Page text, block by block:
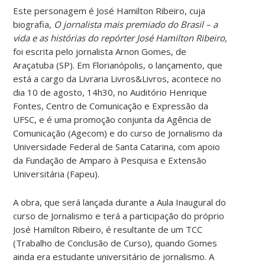
Este personagem é José Hamilton Ribeiro, cuja
biografia, O jornalista mais premiado do Brasil – a
vida e as histórias do repórter José Hamilton Ribeiro,
foi escrita pelo jornalista Arnon Gomes, de
Araçatuba (SP). Em Florianópolis, o lançamento, que
está a cargo da Livraria Livros&Livros, acontece no
dia 10 de agosto, 14h30, no Auditório Henrique
Fontes, Centro de Comunicação e Expressão da
UFSC, e é uma promoção conjunta da Agência de
Comunicação (Agecom) e do curso de Jornalismo da
Universidade Federal de Santa Catarina, com apoio
da Fundação de Amparo à Pesquisa e Extensão
Universitária (Fapeu).
A obra, que será lançada durante a Aula Inaugural do
curso de Jornalismo e terá a participação do próprio
José Hamilton Ribeiro, é resultante de um TCC
(Trabalho de Conclusão de Curso), quando Gomes
ainda era estudante universitário de jornalismo. A